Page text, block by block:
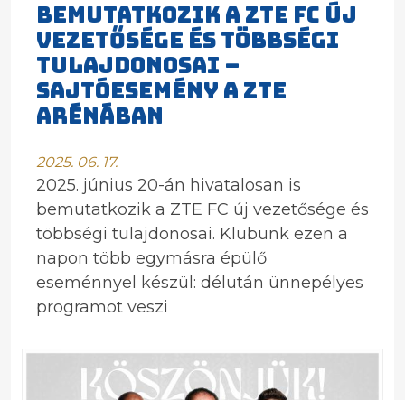
Bemutatkozik a ZTE FC új
vezetősége és többségi
tulajdonosai –
sajtóesemény a ZTE
Arénában
2025. 06. 17.
2025. június 20-án hivatalosan is
bemutatkozik a ZTE FC új vezetősége és
többségi tulajdonosai. Klubunk ezen a
napon több egymásra épülő
eseménnyel készül: délután ünnepélyes
programot veszi